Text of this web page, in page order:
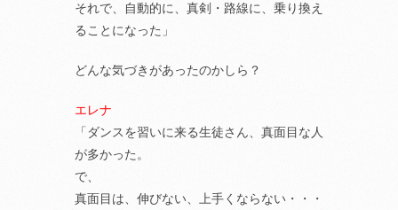
それで、自動的に、真剣・路線に、乗り換え
ることになった」
どんな気づきがあったのかしら？
エレナ
「ダンスを習いに来る生徒さん、真面目な人
が多かった。
で、
真面目は、伸びない、上手くならない・・・